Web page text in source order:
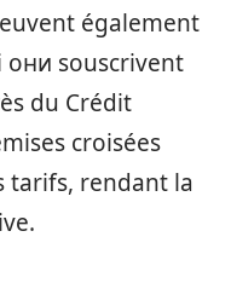
également
они souscrivent
du Crédit
croisées
tarifs, rendant la